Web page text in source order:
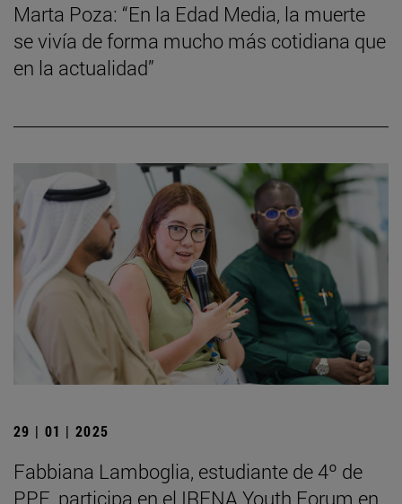
Marta Poza: “En la Edad Media, la muerte
se vivía de forma mucho más cotidiana que
en la actualidad”
29 | 01 | 2025
Fabbiana Lamboglia, estudiante de 4º de
PPE, participa en el IRENA Youth Forum en